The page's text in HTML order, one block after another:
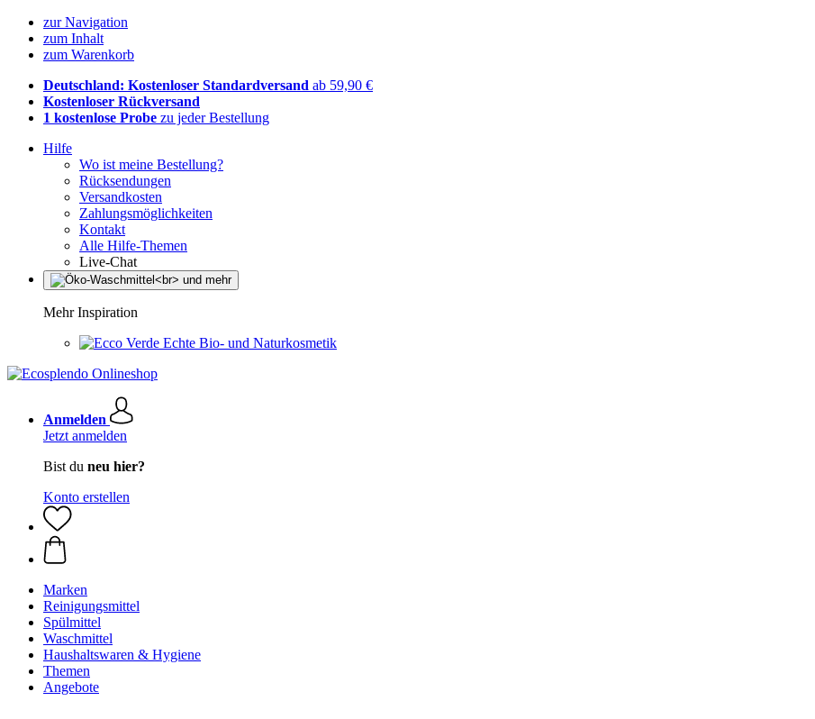
zur Navigation
zum Inhalt
zum Warenkorb
Deutschland: Kostenloser Standardversand ab 59,90 €
Kostenloser Rückversand
1 kostenlose Probe zu jeder Bestellung
Hilfe
Wo ist meine Bestellung?
Rücksendungen
Versandkosten
Zahlungsmöglichkeiten
Kontakt
Alle Hilfe-Themen
Live-Chat
Mehr Inspiration
Echte Bio- und Naturkosmetik
Anmelden
Jetzt anmelden
Bist du neu hier?
Konto erstellen
Marken
Reinigungsmittel
Spülmittel
Waschmittel
Haushaltswaren & Hygiene
Themen
Angebote